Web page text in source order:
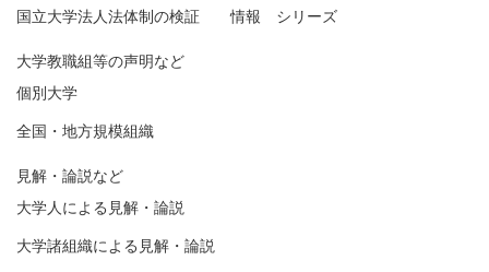
国立大学法人法体制の検証 情報 シリーズ
大学教職組等の声明など
個別大学
全国・地方規模組織
見解・論説など
大学人による見解・論説
大学諸組織による見解・論説